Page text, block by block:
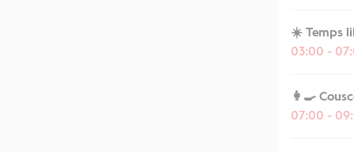
☀️ Temps
03:00 -
👩‍🍳
07:00 -